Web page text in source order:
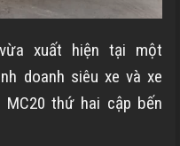
xuất hiện tại một
doanh siêu xe và xe
MC20 thứ hai cập bến